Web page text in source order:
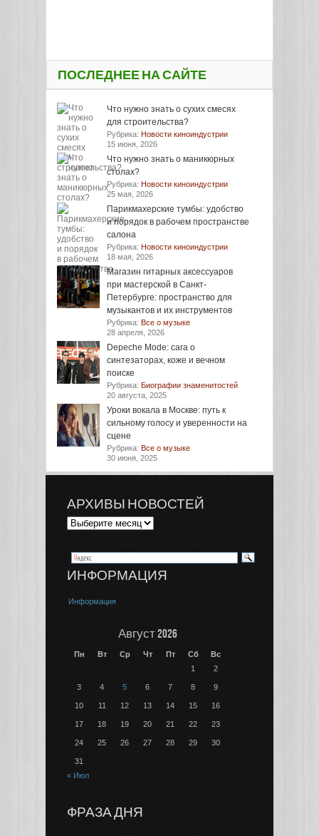
ПОСЛЕДНЕЕ НА САЙТЕ
Что нужно знать о сухих смесях
для строительства?
Рубрика: Новости киноиндустрии
15 июня, 2026
Что нужно знать о маникюрных
столах?
Рубрика: Новости киноиндустрии
25 мая, 2026
Парикмахерские тумбы: удобство
и порядок в рабочем пространстве
салона
Рубрика: Новости киноиндустрии
18 мая, 2026
Магазин гитарных аксессуаров
при мастерской в Санкт-
Петербурге: пространство для
музыкантов и их инструментов
Рубрика: Все о музыке
28 апреля, 2026
Depeche Mode: сага о
синтезаторах, коже и вечном
поиске
Рубрика: Биографии знаменитостей
20 августа, 2025
Уроки вокала в Москве: путь к
сильному голосу и уверенности на
сцене
Рубрика: Все о музыке
30 июня, 2025
АРХИВЫ НОВОСТЕЙ
ИНФОРМАЦИЯ
Информация
Август 2026
Пн Вт Ср Чт Пт Сб
Вс
1
2
3 4 5 6 7 8 9
10 11 12 13 14 15 16
17 18 19 20 21 22 23
24 25 26 27 28 29 30
31
« Июл
ФРАЗА ДНЯ